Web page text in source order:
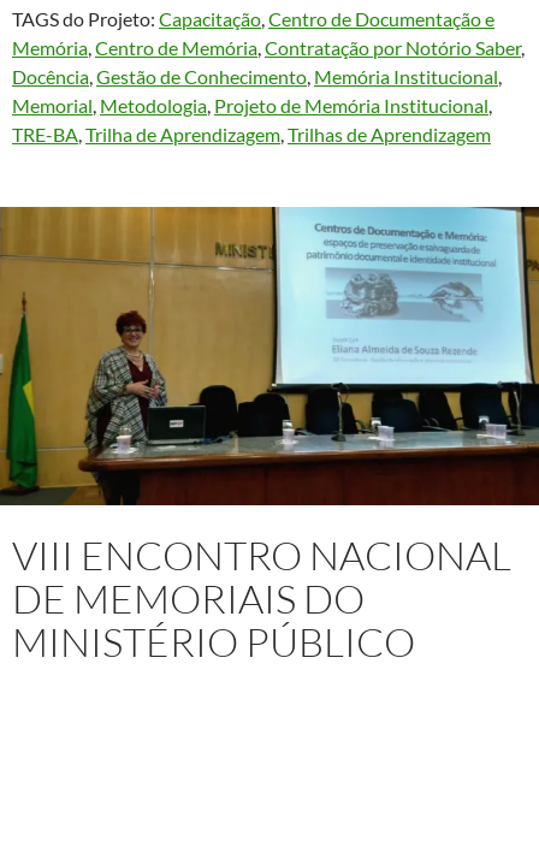
TAGS do Projeto: Capacitação Centro de Documentação e
Memória Centro de Memória Contratação por Notório Saber
Docência Gestão de Conhecimento Memória Institucional
Memorial Metodologia Projeto de Memória Institucional
TRE-BA Trilha de Aprendizagem Trilhas de Aprendizagem
VIII ENCONTRO NACIONAL
DE MEMORIAIS DO
MINISTÉRIO PÚBLICO